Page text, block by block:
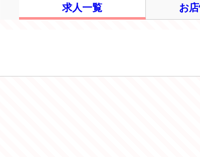
求人一覧 お